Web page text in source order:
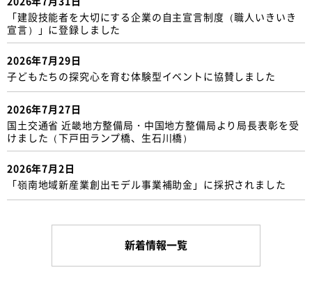
「建設技能者を大切にする企業の自主宣言制度（職人いきいき
宣言）」に登録しました
2026年7月29日
子どもたちの探究心を育む体験型イベントに協賛しました
2026年7月27日
国土交通省 近畿地方整備局・中国地方整備局より局長表彰を受
けました（下戸田ランプ橋、生石川橋）
2026年7月2日
「嶺南地域新産業創出モデル事業補助金」に採択されました
新着情報一覧